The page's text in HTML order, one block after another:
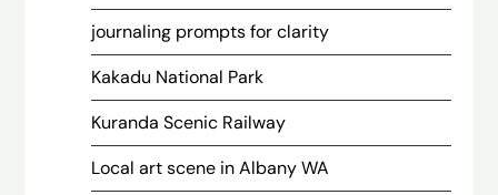
journaling prompts for clarity
Kakadu National Park
Kuranda Scenic Railway
Local art scene in Albany WA